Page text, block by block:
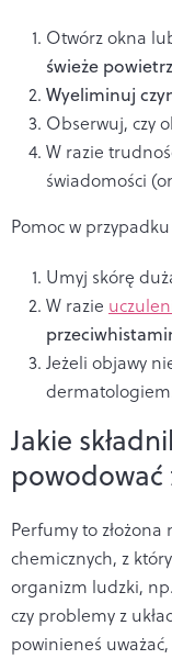
Otwórz okna
świeże
Wyeliminuj
Obserwuj, czy
W razie
świadomości
Pomoc w
Umyj skórę
W razie
Jeżeli objawy
Jakie
powodować
Perfumy to
chemicznych, z
organizm ludzki,
czy problemy z
powinieneś